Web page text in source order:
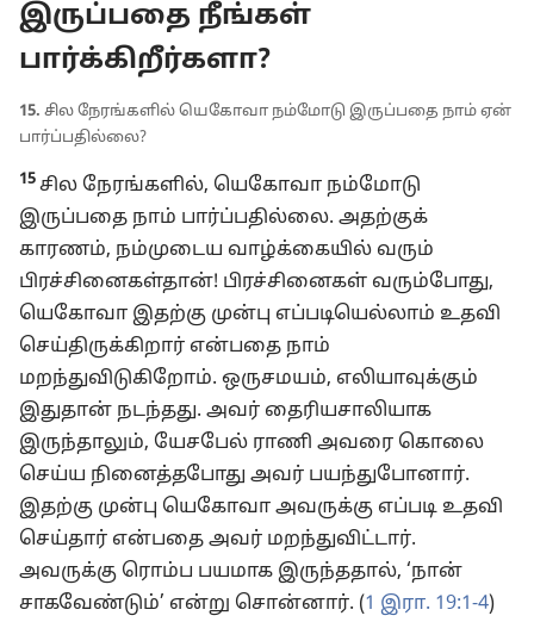
இருப்பதை நீங்கள்
பார்க்கிறீர்களா?
15. சில நேரங்களில் யெகோவா நம்மோடு இருப்பதை நாம் ஏன்
பார்ப்பதில்லை?
15சில நேரங்களில், யெகோவா நம்மோடு
இருப்பதை நாம் பார்ப்பதில்லை. அதற்குக்
காரணம், நம்முடைய வாழ்க்கையில் வரும்
பிரச்சினைகள்தான்! பிரச்சினைகள் வரும்போது,
யெகோவா இதற்கு முன்பு எப்படியெல்லாம் உதவி
செய்திருக்கிறார் என்பதை நாம்
மறந்துவிடுகிறோம். ஒருசமயம், எலியாவுக்கும்
இதுதான் நடந்தது. அவர் தைரியசாலியாக
இருந்தாலும், யேசபேல் ராணி அவரை கொலை
செய்ய நினைத்தபோது அவர் பயந்துபோனார்.
இதற்கு முன்பு யெகோவா அவருக்கு எப்படி உதவி
செய்தார் என்பதை அவர் மறந்துவிட்டார்.
அவருக்கு ரொம்ப பயமாக இருந்ததால், ‘நான்
சாகவேண்டும்’ என்று சொன்னார். (1 இரா. 19:1-4)